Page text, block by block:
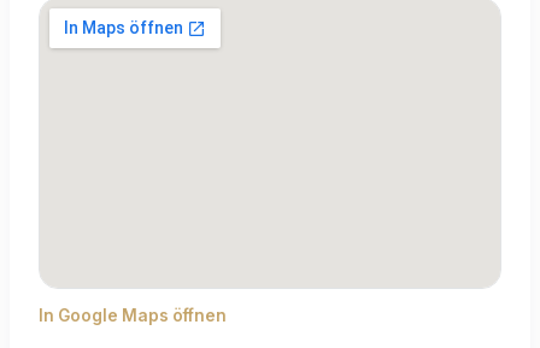
In Google Maps öffnen